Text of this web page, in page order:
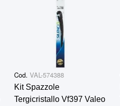
Cod. VAL-574388
Kit Spazzole
Tergicristallo Vf397 Valeo